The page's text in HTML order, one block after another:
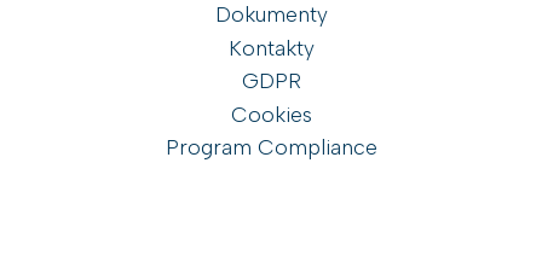
Dokumenty
Kontakty
GDPR
Cookies
Program Compliance